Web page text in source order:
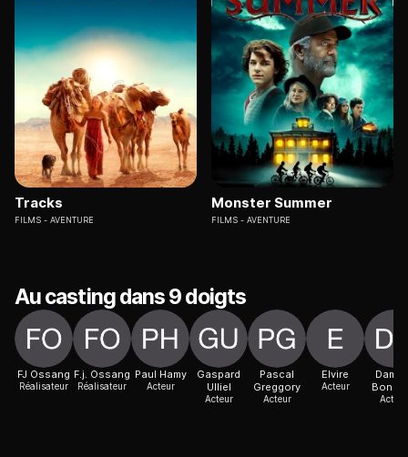
Tracks
FILMS AVENTURE
Monster Summer
FILMS AVENTURE
Au casting dans 9 doigts
FJ Ossang
Réalisateur
F.j. Ossang
Réalisateur
Paul Hamy
Acteur
Gaspard
Ulliel
Acteur
Pascal
Greggory
Acteur
Elvire
Acteur
Acteur